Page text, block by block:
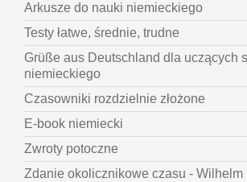
Arkusze do nauki niemieckiego
Testy łatwe, średnie, trudne
Grüße aus Deutschland dla uczących
niemieckiego
Czasowniki rozdzielnie złożone
E-book niemiecki
Zwroty potoczne
Zdanie okolicznikowe czasu - Wilhelm